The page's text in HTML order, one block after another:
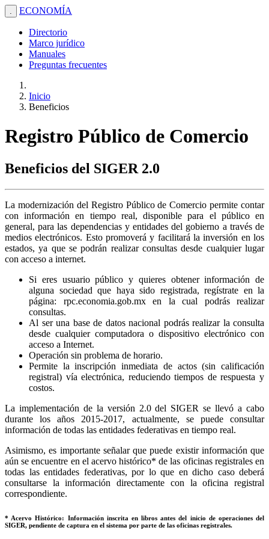
. ECONOMÍA
Directorio
Marco jurídico
Manuales
Preguntas frecuentes
Inicio
Beneficios
Registro Público de Comercio
Beneficios del SIGER 2.0
La modernización del Registro Público de Comercio permite contar
con información en tiempo real, disponible para el público en
general, para las dependencias y entidades del gobierno a través de
medios electrónicos. Esto promoverá y facilitará la inversión en los
estados, ya que se podrán realizar consultas desde cualquier lugar
con acceso a internet.
Si eres usuario público y quieres obtener información de
alguna sociedad que haya sido registrada, regístrate en la
página: rpc.economia.gob.mx en la cual podrás realizar
consultas.
Al ser una base de datos nacional podrás realizar la consulta
desde cualquier computadora o dispositivo electrónico con
acceso a Internet.
Operación sin problema de horario.
Permite la inscripción inmediata de actos (sin calificación
registral) vía electrónica, reduciendo tiempos de respuesta y
costos.
La implementación de la versión 2.0 del SIGER se llevó a cabo
durante los años 2015-2017, actualmente, se puede consultar
información de todas las entidades federativas en tiempo real.
Asimismo, es importante señalar que puede existir información que
aún se encuentre en el acervo histórico* de las oficinas registrales en
todas las entidades federativas, por lo que en dicho caso deberá
consultarse la información directamente con la oficina registral
correspondiente.
* Acervo Histórico: Información inscrita en libros antes del inicio de operaciones del
SIGER, pendiente de captura en el sistema por parte de las oficinas registrales.